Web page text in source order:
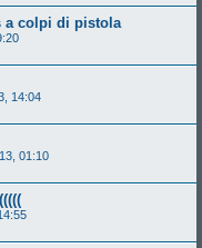
a colpi di pistola
14:04
01:10